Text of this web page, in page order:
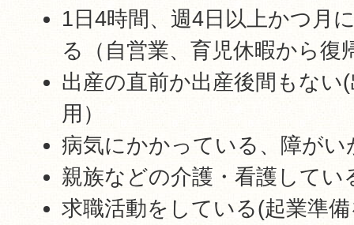
1日4時間、週4日以上かつ月
る（自営業、育児休暇から復
出産の直前か出産後間もない
用）
病気にかかっている、障がい
親族などの介護・看護してい
求職活動をしている(起業準